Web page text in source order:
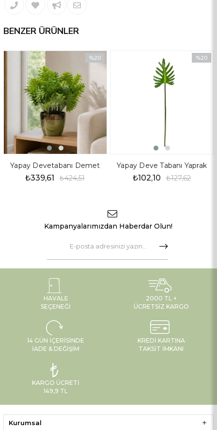
BENZER ÜRÜNLER
Yapay Devetabanı Demet
₺339,61 ₺424,51
%20
Yapay Deve Tabanı Yaprak
₺102,10 ₺127,62
%20
Kampanyalarımızdan Haberdar Olun!
HAVALE
SEÇENEĞI
2000 TL +
ÜCRETSIZ KARGO
14 GÜN İÇERISINDE
İADE & DEĞIŞIM
KREDI KARTINA
TAKSIT İMKANI
KARGO ÜCRETI
149,9 TL
Kurumsal